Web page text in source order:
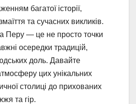
багатої історії,
та сучасних викликів.
Перу — це не просто точки
осередки традицій,
доль. Давайте
цих унікальних
столиці до прихованих
та гір.